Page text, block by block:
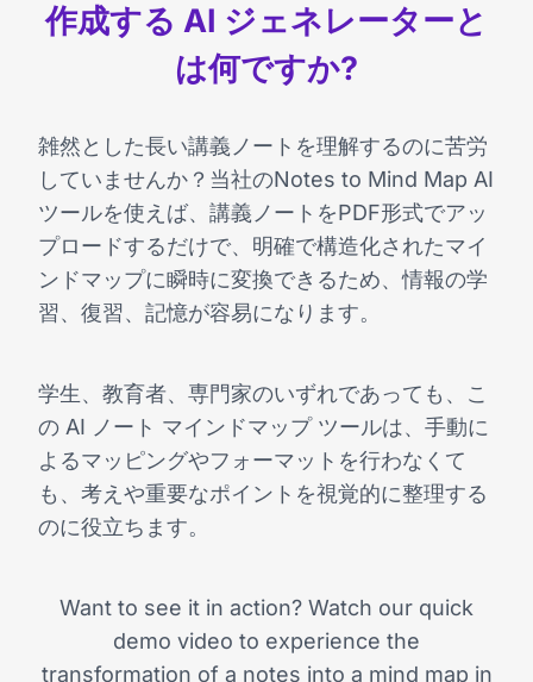
作成する AI ジェネレーターと
は何ですか?
雑然とした長い講義ノートを理解するのに苦労
していませんか？当社のNotes to Mind Map AI
ツールを使えば、講義ノートをPDF形式でアッ
プロードするだけで、明確で構造化されたマイ
ンドマップに瞬時に変換できるため、情報の学
習、復習、記憶が容易になります。
学生、教育者、専門家のいずれであっても、こ
の AI ノート マインドマップ ツールは、手動に
よるマッピングやフォーマットを行わなくて
も、考えや重要なポイントを視覚的に整理する
のに役立ちます。
Want to see it in action? Watch our quick
demo video to experience the
transformation of a notes into a mind map in